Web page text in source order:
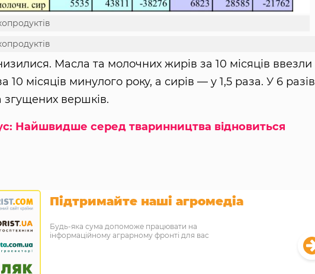
Масла та молочних жирів за 10 місяців ввезли
місяців минулого року, а сирів — у 1,5 раза. У 6 разів
згущених вершків.
Найшвидше серед тваринництва відновиться
Підтримайте наші агромедіа
Будь-яка сума допоможе працювати на
інформаційному аграрному фронті для вас